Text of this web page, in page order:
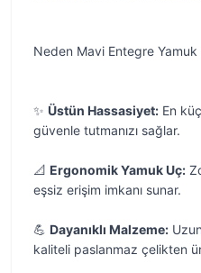
Neden Mavi Entegre Yamuk
✨ Üstün Hassasiyet: En
güvenle tutmanızı sağlar.
📐 Ergonomik Yamuk Uç:
eşsiz erişim imkanı sunar.
💪 Dayanıklı Malzeme:
kaliteli paslanmaz çelikten